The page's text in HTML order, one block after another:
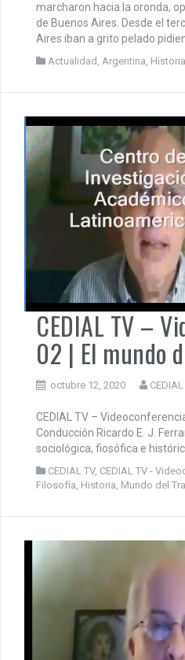
marcharon hacia la oronda,
de Buenos Aires. Desde el
Aires iban a grito pelado
Actualidad , Argentina, Historia
CEDIAL TV –
02 | El mundo
octubre 12, 2020 CEDIAL
CEDIAL TV –
Conducción Ricardo E. J.
sociológica, fiosófica e
CEDIAL TV, CEDIAL TV -
Filosofía, Historia, Mundo del